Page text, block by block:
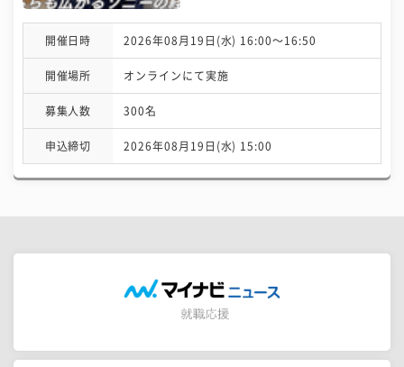
開催日時 2026年08月19日(水) 16:00〜16:50
開催場所 オンラインにて実施
募集人数 300名
申込締切 2026年08月19日(水) 15:00